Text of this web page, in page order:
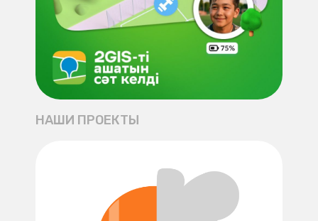
НАШИ ПРОЕКТЫ